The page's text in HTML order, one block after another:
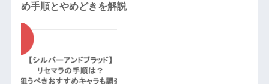
め手順とやめどきを解説